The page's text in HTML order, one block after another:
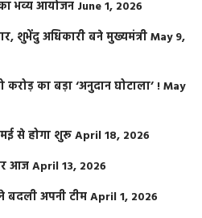
भव्य आयोजन June 1, 2026
शुभेंदु अधिकारी बने मुख्यमंत्रीMay 9,
का बड़ा ‘अनुदान घोटाला’ !May
से होगा शुरूApril 18, 2026
आजApril 13, 2026
अपनी टीमApril 1, 2026